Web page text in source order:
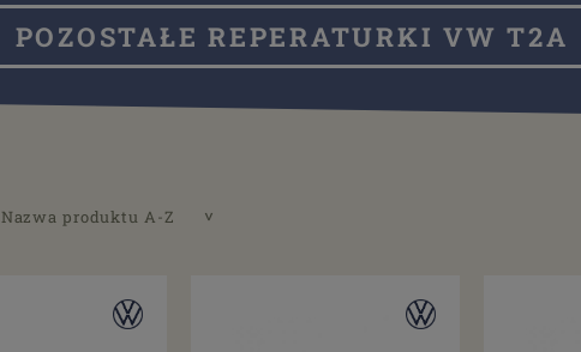
POZOSTAŁE REPERATURKI VW T2A
Nazwa produktu A-Z